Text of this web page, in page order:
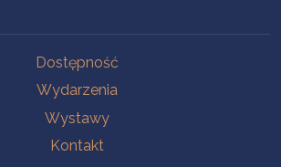
Dostępność
Wydarzenia
Wystawy
Kontakt